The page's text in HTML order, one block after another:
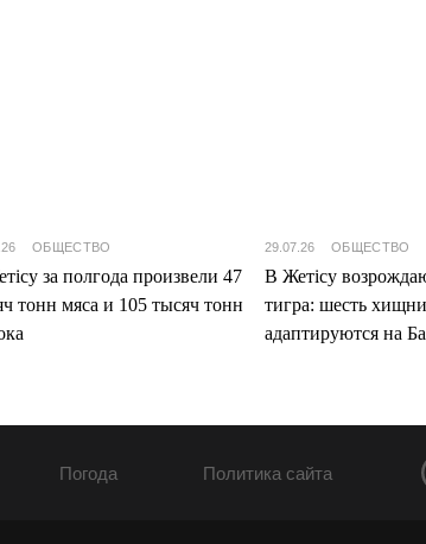
ОБЩЕСТВО
за полгода произвели 47
тонн мяса и 105 тысяч тонн
29.07.26 ОБЩЕСТВО
В Жетісу
тигра: шесть
адаптируются на
Погода Политика сайта